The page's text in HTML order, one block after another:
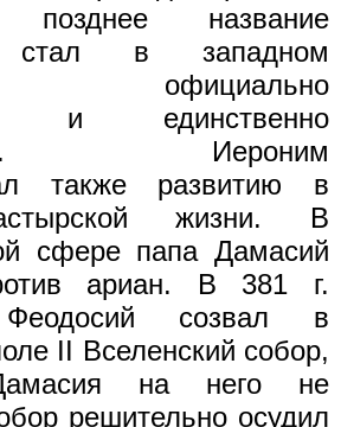
позднее название
стал в западном
официально
и единственно
Иероним
также развитию в
жизни. В
сфере папа Дамасий
ариан. В 381 г.
Феодосий созвал в
II Вселенский собор,
на него не
решительно осудил